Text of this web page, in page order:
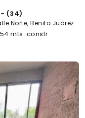
- (34)
Norte, Benito Juárez
mts. constr..